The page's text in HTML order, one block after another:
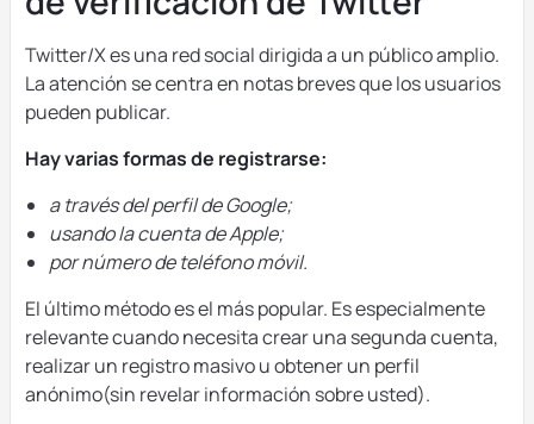
Twitter/X es una red social dirigida a un público amplio.
La atención se centra en notas breves que los usuarios
pueden publicar.
Hay varias formas de registrarse:
a través del perfil de Google;
usando la cuenta de Apple;
por número de teléfono móvil.
El último método es el más popular. Es especialmente
relevante cuando necesita crear una segunda cuenta,
realizar un registro masivo u obtener un perfil
anónimo(sin revelar información sobre usted).